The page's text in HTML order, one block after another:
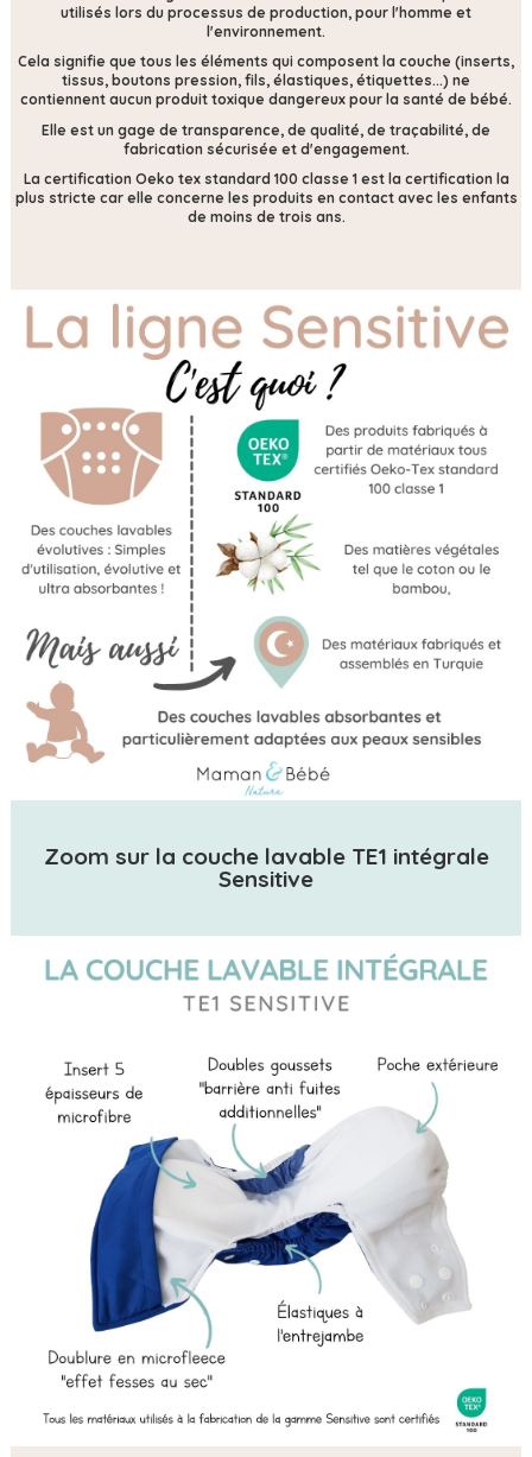
utilisés lors du processus de production, pour l'homme et
l'environnement.
Cela signifie que tous les éléments qui composent la couche (inserts,
tissus, boutons pression, fils, élastiques, étiquettes...) ne
contiennent aucun produit toxique dangereux pour la santé de bébé.
Elle est un gage de transparence, de qualité, de traçabilité, de
fabrication sécurisée et d'engagement.
La certification Oeko tex standard 100 classe 1 est la certification la
plus stricte car elle concerne les produits en contact avec les enfants
de moins de trois ans.
Zoom sur la couche lavable TE1 intégrale
Sensitive